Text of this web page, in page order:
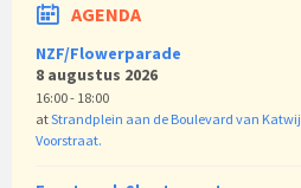
AGENDA
NZF/Flowerparade
8 augustus 2026
16:00 - 18:00
atStrandplein aan de Boulevard van
Voorstraat.